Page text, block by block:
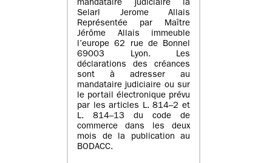
mandataire judiciaire la
Selarl Jerome Allais
Représentée par Maître
Jérôme Allais immeuble
l’europe 62 rue de Bonnel
69003 Lyon. Les
déclarations des créances
sont à adresser au
mandataire judiciaire ou sur
le portail électronique prévu
par les articles L. 814–2 et
L. 814–13 du code de
commerce dans les deux
mois de la publication au
BODACC.